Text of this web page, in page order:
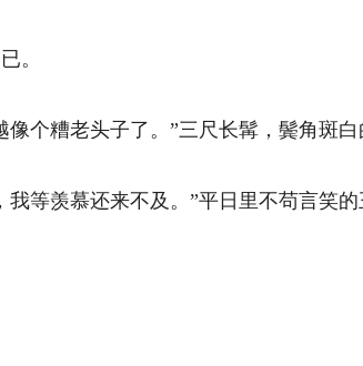
。
个糟老头子了。”三尺长髯，鬓角斑
等羡慕还来不及。”平日里不苟言笑